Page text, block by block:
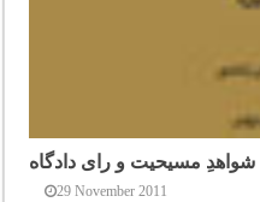
شواهدِ مسیحیت و رای دادگاه
29 November 2011